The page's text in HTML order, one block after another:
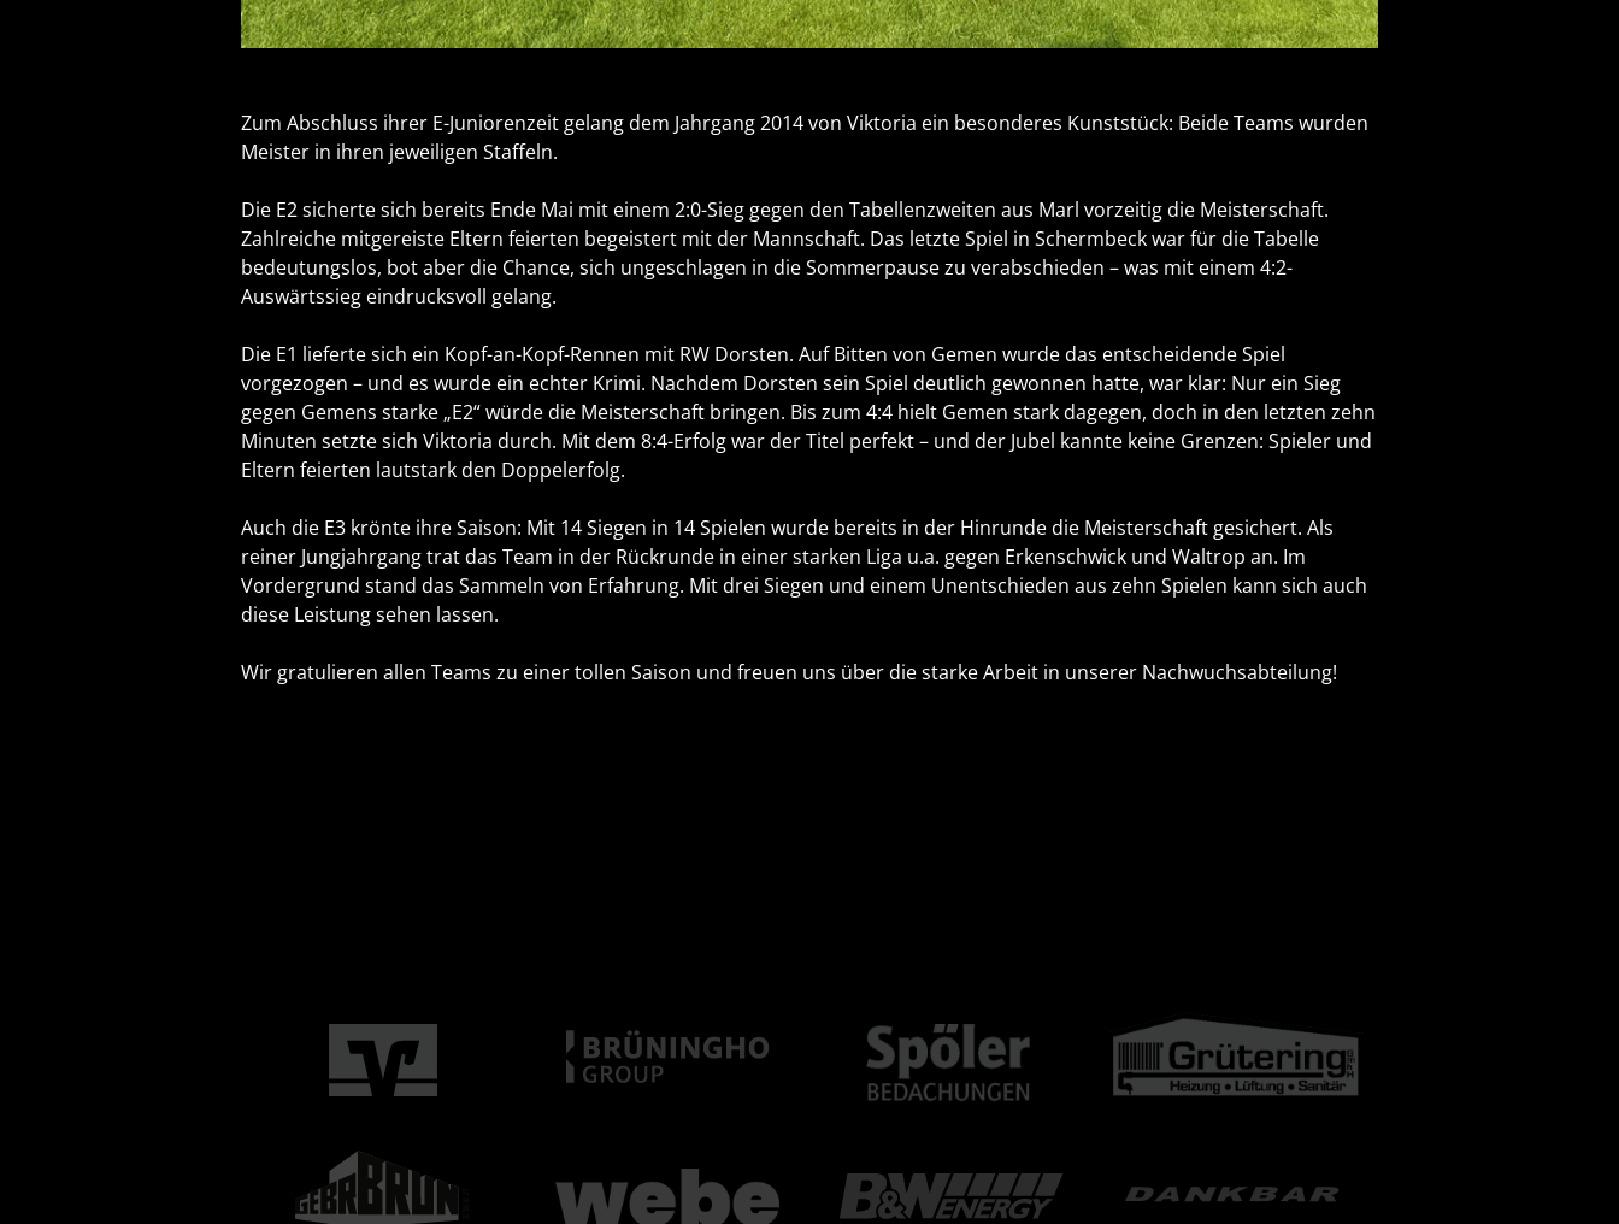
Zum Abschluss ihrer E-Juniorenzeit gelang dem Jahrgang 2014 von Viktoria ein besonderes Kunststück: Beide Teams wurden
Meister in ihren jeweiligen Staffeln.
Die E2 sicherte sich bereits Ende Mai mit einem 2:0-Sieg gegen den Tabellenzweiten aus Marl vorzeitig die Meisterschaft.
Zahlreiche mitgereiste Eltern feierten begeistert mit der Mannschaft. Das letzte Spiel in Schermbeck war für die Tabelle
bedeutungslos, bot aber die Chance, sich ungeschlagen in die Sommerpause zu verabschieden – was mit einem 4:2-
Auswärtssieg eindrucksvoll gelang.
Die E1 lieferte sich ein Kopf-an-Kopf-Rennen mit RW Dorsten. Auf Bitten von Gemen wurde das entscheidende Spiel
vorgezogen – und es wurde ein echter Krimi. Nachdem Dorsten sein Spiel deutlich gewonnen hatte, war klar: Nur ein Sieg
gegen Gemens starke „E2“ würde die Meisterschaft bringen. Bis zum 4:4 hielt Gemen stark dagegen, doch in den letzten zehn
Minuten setzte sich Viktoria durch. Mit dem 8:4-Erfolg war der Titel perfekt – und der Jubel kannte keine Grenzen: Spieler und
Eltern feierten lautstark den Doppelerfolg.
Auch die E3 krönte ihre Saison: Mit 14 Siegen in 14 Spielen wurde bereits in der Hinrunde die Meisterschaft gesichert. Als
reiner Jungjahrgang trat das Team in der Rückrunde in einer starken Liga u.a. gegen Erkenschwick und Waltrop an. Im
Vordergrund stand das Sammeln von Erfahrung. Mit drei Siegen und einem Unentschieden aus zehn Spielen kann sich auch
diese Leistung sehen lassen.
Wir gratulieren allen Teams zu einer tollen Saison und freuen uns über die starke Arbeit in unserer Nachwuchsabteilung!